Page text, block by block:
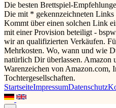
Die besten Brettspiel-
Die mit * gekennzeichneten
Kommt über einen solchen Link
mit einer Provision beteiligt -
wir an qualifizierten Verkäufen.
Mehrkosten. Wo, wann und wie
natürlich Dir überlassen. Amazon
Warenzeichen von Amazon.com,
Tochtergesellschaften.
StartseiteImpressumDatenschutz